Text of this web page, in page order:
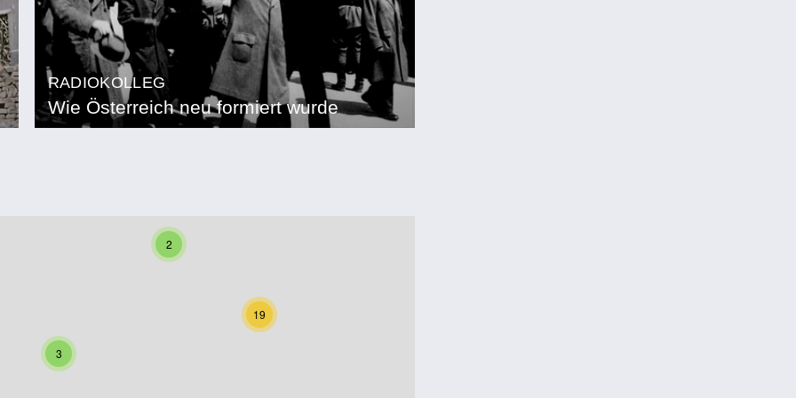
RADIOKOLLEG
Wie Österreich neu formiert wurde
2
19
3